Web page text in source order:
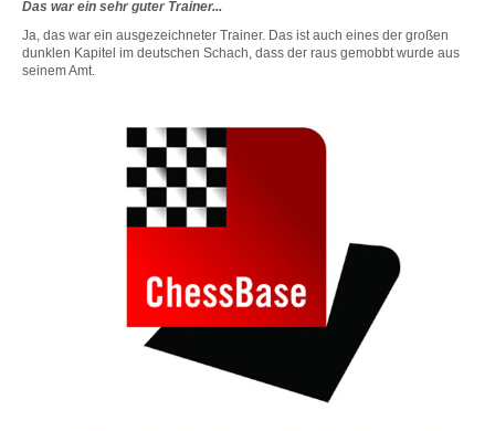
Das war ein sehr guter Trainer...
Ja, das war ein ausgezeichneter Trainer. Das ist auch eines der großen
dunklen Kapitel im deutschen Schach, dass der raus gemobbt wurde aus
seinem Amt.